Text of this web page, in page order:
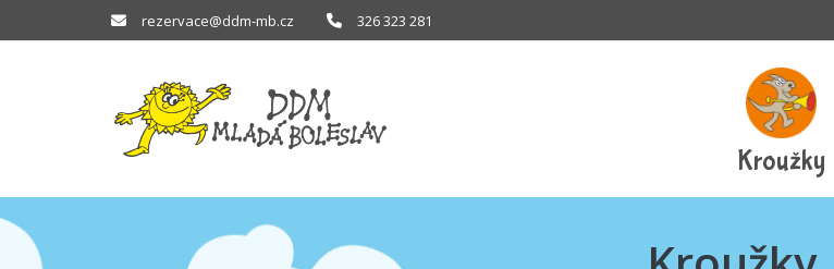
rezervace@ddm-mb.cz 326 323 281
Kroužky